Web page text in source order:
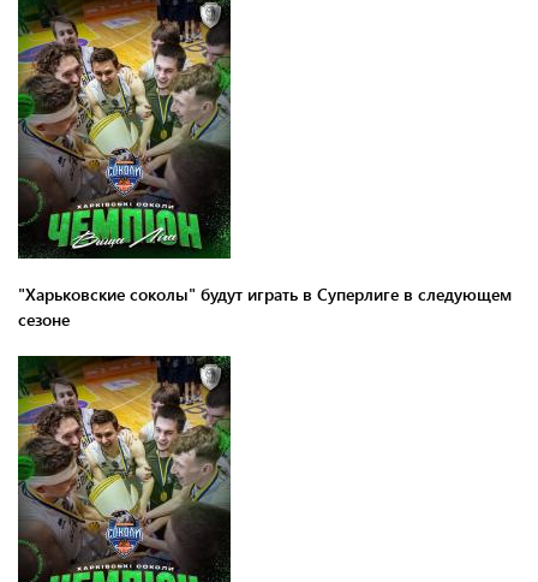
"Харьковские соколы" будут играть в Суперлиге в следующем
сезоне